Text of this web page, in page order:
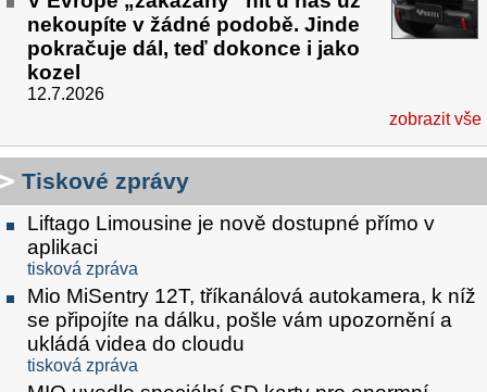
nekoupíte v žádné podobě. Jinde
pokračuje dál, teď dokonce i jako
kozel
12.7.2026
zobrazit vše
Tiskové zprávy
Liftago Limousine je nově dostupné přímo v
aplikaci
tisková zpráva
Mio MiSentry 12T, tříkanálová autokamera, k níž
se připojíte na dálku, pošle vám upozornění a
ukládá videa do cloudu
tisková zpráva